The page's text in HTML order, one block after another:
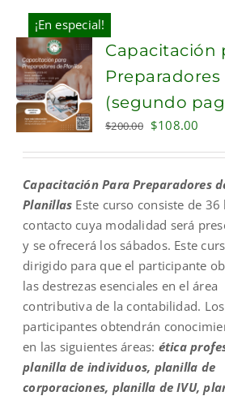
¡En especial!
ADD TO
CART
Capacitación
(segundo
$200.00 Original
$200.00.
$108.00
Capacitación Para Preparadores
Planillas Este curso consiste de 36
contacto cuya modalidad será
y se ofrecerá los sábados. Este
dirigido para que el participante
las destrezas esenciales en el área
contributiva de la contabilidad. Los
participantes obtendrán
en las siguientes áreas: ética
planilla de individuos, planilla de
corporaciones, planilla de IVU,